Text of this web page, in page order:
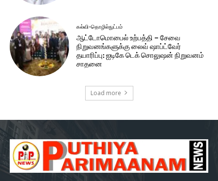
கல்வி-தொழில்நுட்பம்
ஆட்டோமொபைல் உற்பத்தி – சேவை
நிறுவனங்களுக்கு லைவ் ஷாப்ட்வேர்
தயாரிப்பு: ஐடிகே டெக் சொலுஷன் நிறுவனம்
சாதனை
Load more